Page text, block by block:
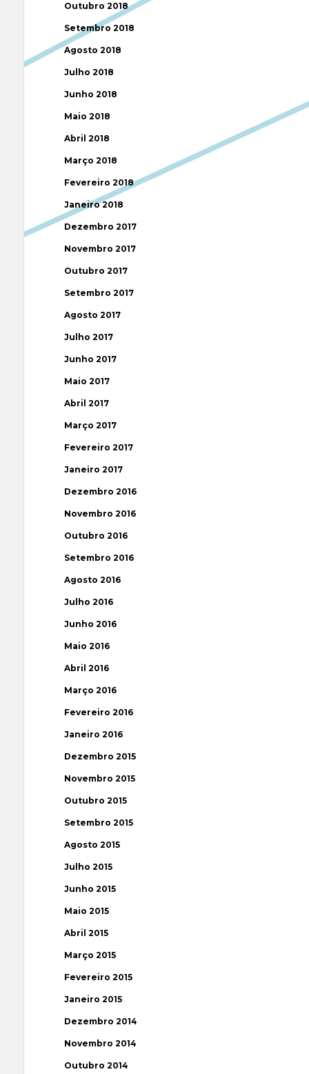
Outubro 2018
Setembro 2018
Agosto 2018
Julho 2018
Junho 2018
Maio 2018
Abril 2018
Março 2018
Fevereiro 2018
Janeiro 2018
Dezembro 2017
Novembro 2017
Outubro 2017
Setembro 2017
Agosto 2017
Julho 2017
Junho 2017
Maio 2017
Abril 2017
Março 2017
Fevereiro 2017
Janeiro 2017
Dezembro 2016
Novembro 2016
Outubro 2016
Setembro 2016
Agosto 2016
Julho 2016
Junho 2016
Maio 2016
Abril 2016
Março 2016
Fevereiro 2016
Janeiro 2016
Dezembro 2015
Novembro 2015
Outubro 2015
Setembro 2015
Agosto 2015
Julho 2015
Junho 2015
Maio 2015
Abril 2015
Março 2015
Fevereiro 2015
Janeiro 2015
Dezembro 2014
Novembro 2014
Outubro 2014